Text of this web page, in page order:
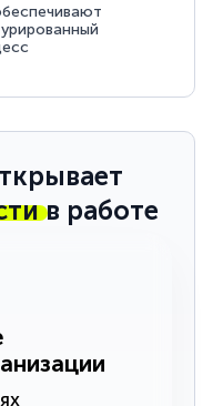
в работе